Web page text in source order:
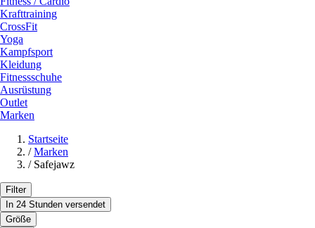
Krafttraining
CrossFit
Yoga
Kampfsport
Kleidung
Fitnessschuhe
Ausrüstung
Outlet
Marken
Startseite
/ Marken
/ Safejawz
Filter
In 24 Stunden versendet
Größe